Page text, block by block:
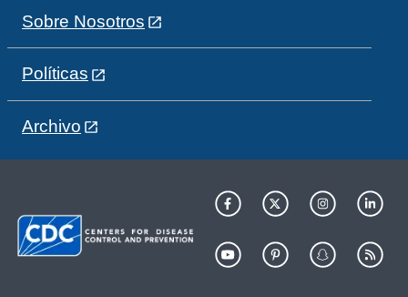
Sobre Nosotros
Políticas
Archivo